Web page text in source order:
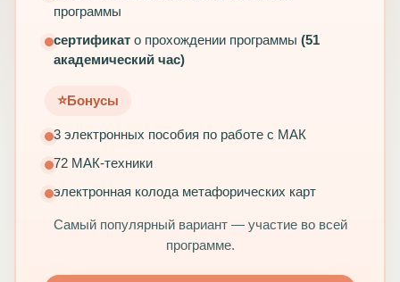
программы
сертификат о прохождении программы (51
академический час)
⭐️Бонусы
3 электронных пособия по работе с МАК
72 МАК-техники
электронная колода метафорических карт
Самый популярный вариант — участие во всей
программе.